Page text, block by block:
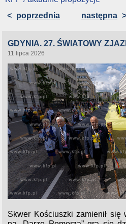
< poprzednia następna >
GDYNIA. 27. ŚWIATOWY
11 lipca 2026
Skwer Kościuszki zamienił się